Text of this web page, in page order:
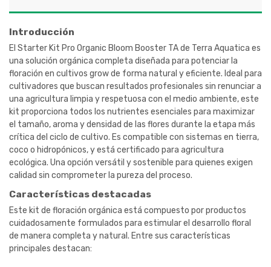
Introducción
El Starter Kit Pro Organic Bloom Booster TA de Terra Aquatica es
una solución orgánica completa diseñada para potenciar la
floración en cultivos grow de forma natural y eficiente. Ideal para
cultivadores que buscan resultados profesionales sin renunciar a
una agricultura limpia y respetuosa con el medio ambiente, este
kit proporciona todos los nutrientes esenciales para maximizar
el tamaño, aroma y densidad de las flores durante la etapa más
crítica del ciclo de cultivo. Es compatible con sistemas en tierra,
coco o hidropónicos, y está certificado para agricultura
ecológica. Una opción versátil y sostenible para quienes exigen
calidad sin comprometer la pureza del proceso.
Características destacadas
Este kit de floración orgánica está compuesto por productos
cuidadosamente formulados para estimular el desarrollo floral
de manera completa y natural. Entre sus características
principales destacan: